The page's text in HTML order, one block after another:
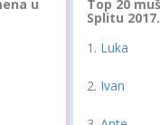
u Top 20
Splitu 2017.
Luka
Ivan